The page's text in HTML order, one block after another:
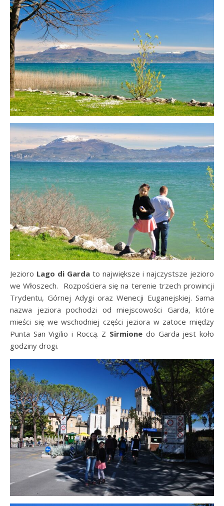
Jezioro Lago di Garda to największe i najczystsze jezioro
we Włoszech. Rozpościera się na terenie trzech prowincji
Trydentu, Górnej Adygi oraz Wenecji Euganejskiej. Sama
nazwa jeziora pochodzi od miejscowości Garda, które
mieści się we wschodniej części jeziora w zatoce między
Punta San Vigilio i Roccą. Z Sirmione do Garda jest koło
godziny drogi.